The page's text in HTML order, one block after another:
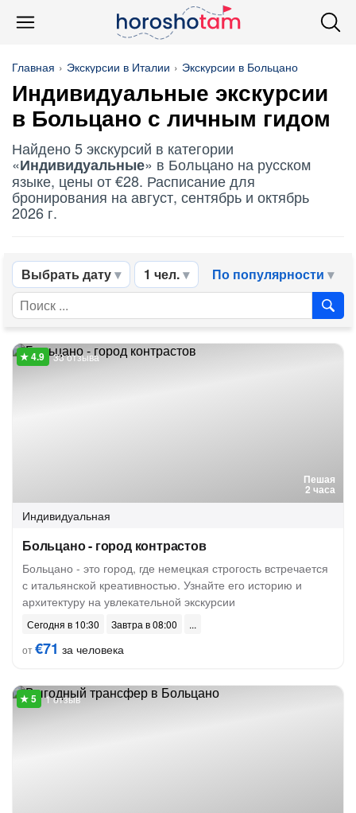
Главная Экскурсии в Италии Экскурсии в Больцано
Индивидуальные экскурсии
в Больцано с личным гидом
Найдено 5 экскурсий в категории
«Индивидуальные» в Больцано на русском
языке, цены от €28. Расписание для
бронирования на август, сентябрь и октябрь
2026 г.
Выбрать дату 1 чел. По популярности
Пешая
2 часа
33 отзыва
Индивидуальная
Больцано - город контрастов
Больцано - это город, где немецкая строгость встречается
с итальянской креативностью. Узнайте его историю и
архитектуру на увлекательной экскурсии
Сегодня в 10:30
Завтра в 08:00
от€71 за человека
1 отзыв